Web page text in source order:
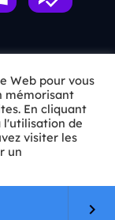
keyboard_arrow_right
Web pour vous
mémorisant
En cliquant
l'utilisation de
visiter les
un